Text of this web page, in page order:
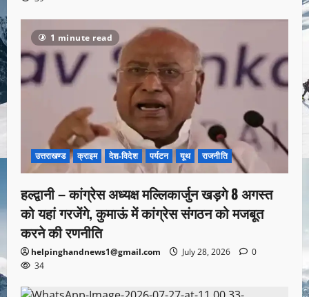
1 minute read
उत्तराखण्ड क्राइम देश-विदेश पर्यटन यूथ राजनीति
हल्द्वानी – कांग्रेस अध्यक्ष मल्लिकार्जुन खड़गे 8 अगस्त
को यहां गरजेंगे, कुमाऊं में कांग्रेस संगठन को मजबूत
करने की रणनीति
helpinghandnews1@gmail.com July 28, 2026
0
34